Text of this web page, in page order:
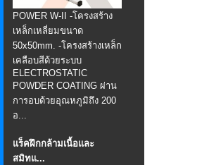
POWER W-II -โครงสร้าง
เหล็กเหลี่ยมขนาด
50x50mm. -โครงสร้างเหล็ก
เคลือบสีด้วยระบบ
ELECTROSTATIC
POWDER COATING ผ่าน
การอบด้วยอุณหภูมิถึง 200
อ...
แร็คฝึกกล้ามเนื้อและ
สมิทแ...